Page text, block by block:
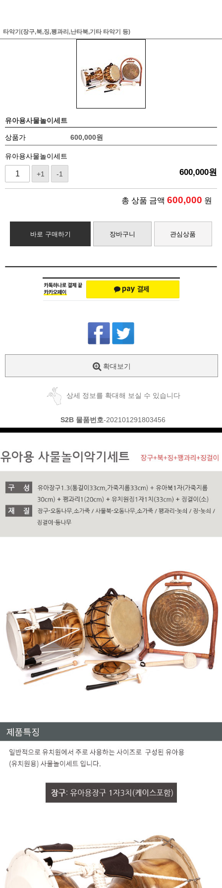
타악기(장구,북,징,꽹과리,난타북,기타 타악기 등)
유아용사물놀이세트
상품가 600,000원
유아용사물놀이세트
+1 -1 600,000원
총 상품 금액 600,000 원
바로 구매하기 장바구니 관심상품
확대보기
상세 정보를 확대해 보실 수 있습니다
S2B 물품번호-202101291803456